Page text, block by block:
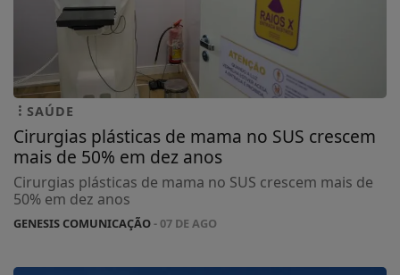
SAÚDE
Cirurgias plásticas de mama no SUS crescem
mais de 50% em dez anos
Cirurgias plásticas de mama no SUS crescem mais de
50% em dez anos
GENESIS COMUNICAÇÃO- 07 DE AGO